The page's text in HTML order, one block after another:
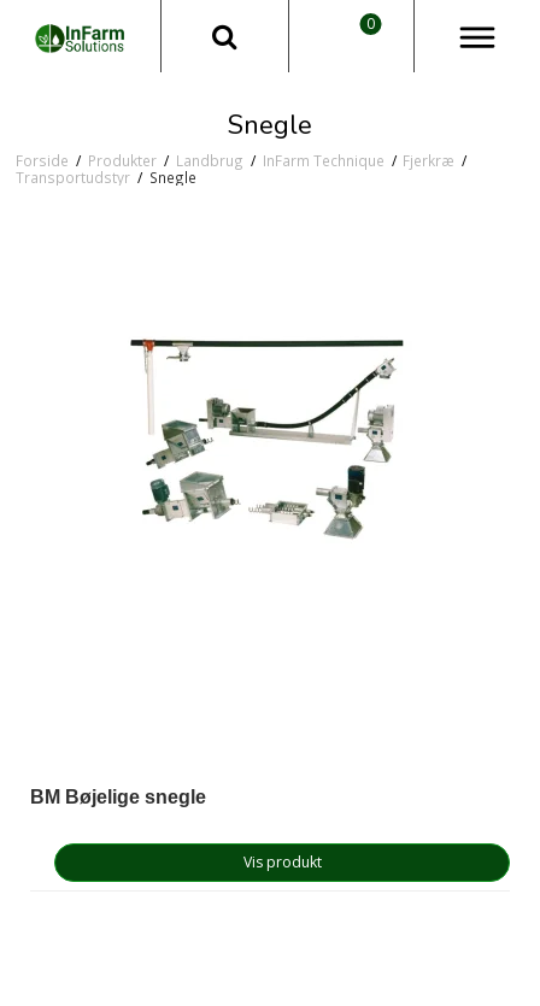
Snegle
Forside / Produkter / Landbrug / InFarm Technique / Fjerkræ /
Transportudstyr / Snegle
BM Bøjelige snegle
Vis produkt
0